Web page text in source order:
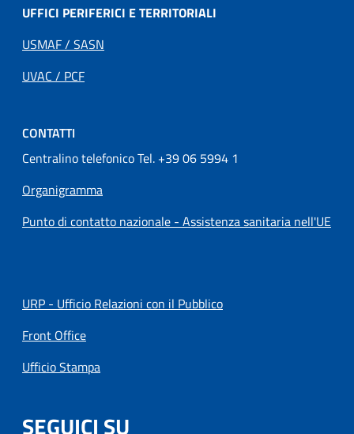
UFFICI PERIFERICI E TERRITORIALI
USMAF / SASN
UVAC / PCF
CONTATTI
Centralino telefonico Tel. +39 06 5994 1
Organigramma
Punto di contatto nazionale - Assistenza sanitaria nell'UE
URP - Ufficio Relazioni con il Pubblico
Front Office
Ufficio Stampa
SEGUICI SU